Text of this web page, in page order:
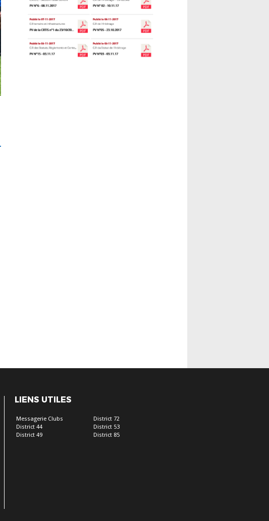
LIENS UTILES
Messagerie Clubs
District 44
District 49
District 72
District 53
District 85